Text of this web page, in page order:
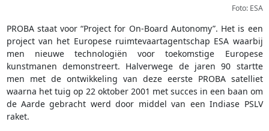
Foto: ESA
PROBA staat voor “Project for On-Board Autonomy”. Het is een
project van het Europese ruimtevaartagentschap ESA waarbij
men nieuwe technologiën voor toekomstige Europese
kunstmanen demonstreert. Halverwege de jaren 90 startte
men met de ontwikkeling van deze eerste PROBA satelliet
waarna het tuig op 22 oktober 2001 met succes in een baan om
de Aarde gebracht werd door middel van een Indiase PSLV
raket.